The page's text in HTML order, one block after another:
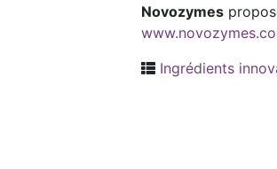
Novozymes
Ingrédients